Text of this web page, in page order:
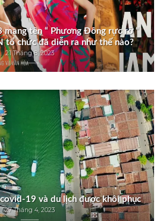
mang tên “ Phương Đông rực rỡ “
tổ chức đã diễn ra như thế nào?
21 Tháng 8, 2023
19 và du lịch được khôi phục
27 Tháng 4, 2023